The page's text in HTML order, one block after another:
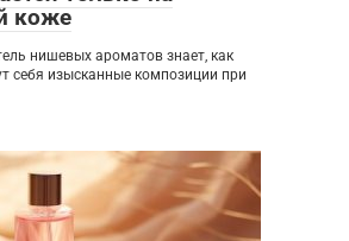
коже
нишевых ароматов знает, как
себя изысканные композиции при